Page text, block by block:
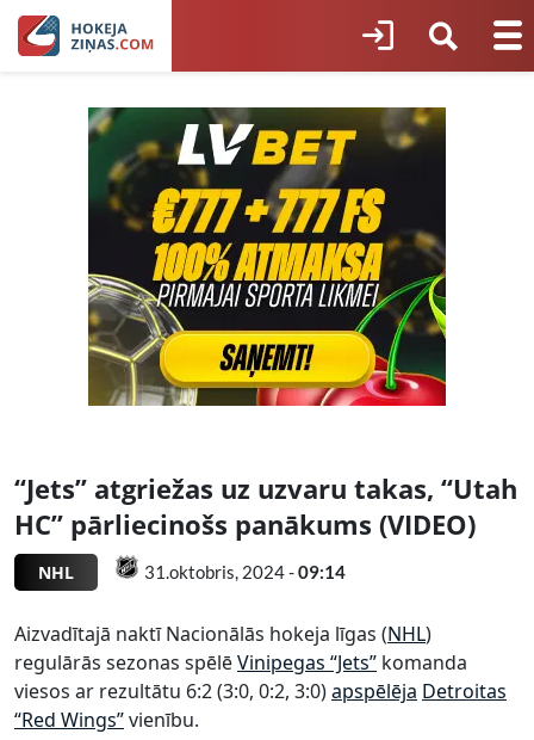
“Jets” atgriežas uz uzvaru takas, “Utah
HC” pārliecinošs panākums (VIDEO)
NHL 31.oktobris, 2024 -09:14
Aizvadītajā naktī Nacionālās hokeja līgas (NHL)
regulārās sezonas spēlēVinipegas “Jets” komanda
viesos ar rezultātu 6:2 (3:0, 0:2, 3:0)apspēlēja Detroitas
“Red Wings”vienību.